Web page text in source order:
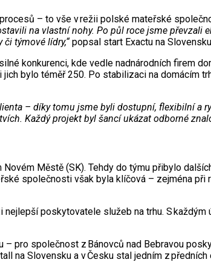
– to vše v režii polské mateřské
na vlastní nohy. Po půl roce jsme
týmové lídry,“popsal start Exactu na
konkurenci, kde vedle nadnárodních firem
bylo téměř 250. Po stabilizaci na domácím
– díky tomu jsme byli dostupní, flexibilní a
Každý projekt byl šancí ukázat odborné
Městě (SK). Tehdy do týmu přibylo
společnosti však byla klíčová – zejména
poskytovatele služeb na trhu. S
pro společnost z Bánovců nad Bebravou
na Slovensku a v Česku stal jedním z